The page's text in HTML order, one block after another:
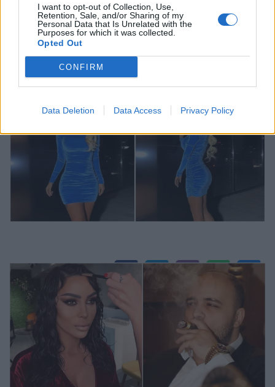
I want to opt-out of Collection, Use,
Retention, Sale, and/or Sharing of my
Personal Data that Is Unrelated with the
Purposes for which it was collected.
Opted Out
CONFIRM
Data Deletion Data Access Privacy Policy